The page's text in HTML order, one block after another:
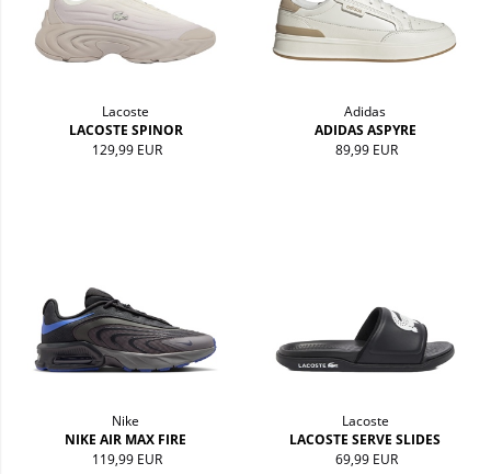
Lacoste
LACOSTE SPINOR
129,99 EUR
Adidas
ADIDAS ASPYRE
89,99 EUR
Nike
NIKE AIR MAX FIRE
119,99 EUR
Lacoste
LACOSTE SERVE SLIDES
69,99 EUR